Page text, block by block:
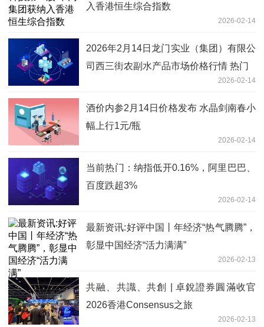
入香港恒生综合指数
2026-02-14
2026年2月14日龙门实业（集团）有限公
司西三街农副水产品市场价格行情 热门
2026-02-14
酒价内参2月14日价格发布 水晶剑南春小
幅上行1元/瓶
2026-02-14
当前热门：纳指低开0.16%，阿里巴巴、
百度跌超3%
2026-02-14
最新资讯:好评中国丨年经济“热气腾腾”，
彰显中国经济“活力满满”
2026-02-13
共融、共識、共創 | 卓銳證券圓滿收官
2026香港Consensus之旅
2026-02-13